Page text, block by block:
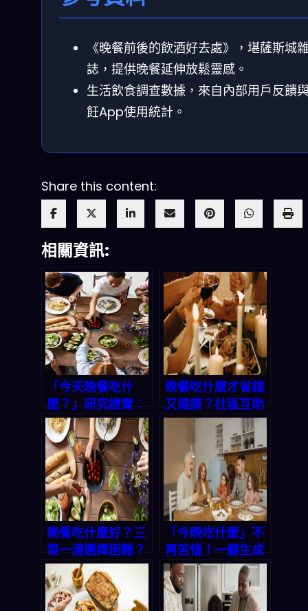
《晚餐前後的飲酒好去處》，堪薩斯城
誌，提供晚餐延伸放鬆靈感。
生活飲食調查數據，來自內部用戶反饋
飪App使用統計。
Share this content:
相關資訊:
「今天晚餐吃什
麼？」研究證實：
家庭共餐能降低青
少年風險，用對方
法每週多賺 3 小時
輕鬆備餐
晚餐吃什麼才省錢
又健康？社區互助
的溫暖啟示：從慈
善活動到家庭晚餐
的智慧選擇
晚餐吃什麼好？三
菜一湯選擇困難？
AI 一鍵生成完整菜
單，讓你不再為做
飯發愁
「今晚吃什麼」不
再苦惱！一鍵生成
三餸一湯，讓你省
時省錢又吃好